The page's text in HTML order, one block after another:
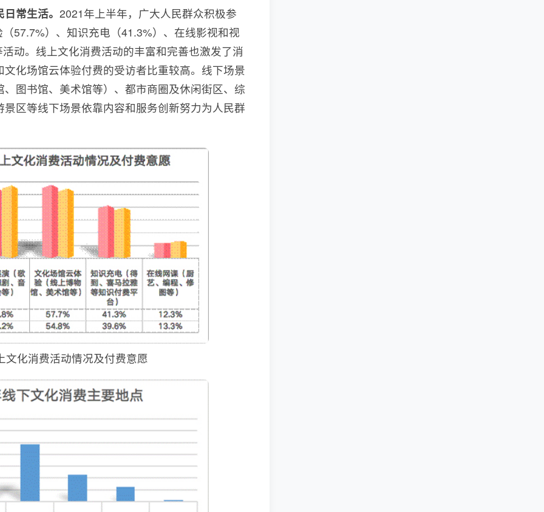
日常生活。 2021年上半年，广大人民群众积极参
57.7%）、知识充电（41.3%）、在线影视和视
动。线上文化消费活动的丰富和完善也激发了消
化场馆云体验付费的受访者比重较高。线下场景
图书馆、美术馆等）、都市商圈及休闲街区、综
区等线下场景依靠内容和服务创新努力为人民群
化消费活动情况及付费意愿